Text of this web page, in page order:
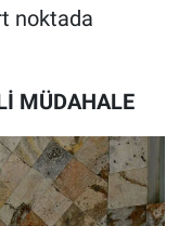
noktada
MÜDAHALE